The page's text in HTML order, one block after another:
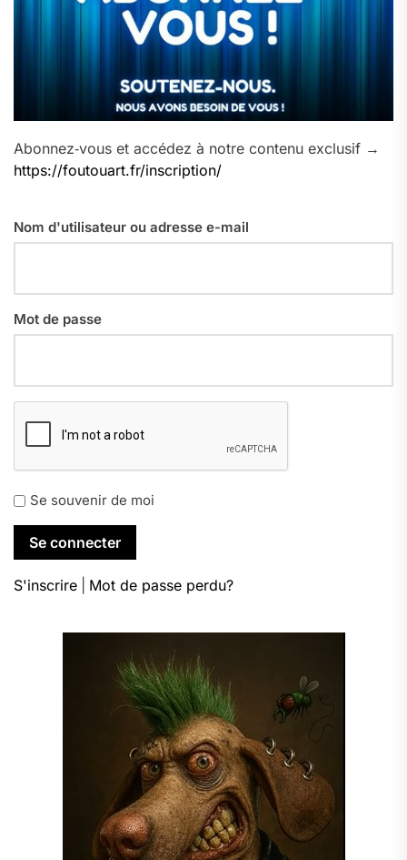
Abonnez‑vous et accédez à notre contenu exclusif →
https://foutouart.fr/inscription/
Nom d'utilisateur ou adresse e-mail
Mot de passe
Se souvenir de moi
S'inscrire Mot de passe perdu?